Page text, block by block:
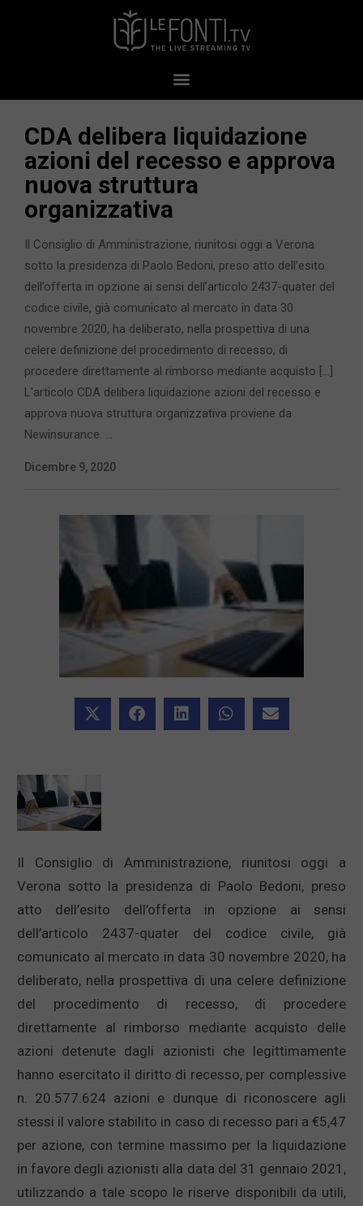
CDA delibera liquidazione
azioni del recesso e approva
nuova struttura
organizzativa
Il Consiglio di Amministrazione, riunitosi oggi a Verona
sotto la presidenza di Paolo Bedoni, preso atto dell’esito
dell’offerta in opzione ai sensi dell’articolo 2437-quater del
codice civile, già comunicato al mercato in data 30
novembre 2020, ha deliberato, nella prospettiva di una
celere definizione del procedimento di recesso, di
procedere direttamente al rimborso mediante acquisto [...]
L'articolo CDA delibera liquidazione azioni del recesso e
approva nuova struttura organizzativa proviene da
Newinsurance. ...
Dicembre 9, 2020
Il Consiglio di Amministrazione, riunitosi oggi a
Verona sotto la presidenza di Paolo Bedoni, preso
atto dell’esito dell’offerta in opzione ai sensi
dell’articolo 2437-quater del codice civile, già
comunicato al mercato in data 30 novembre 2020, ha
deliberato, nella prospettiva di una celere definizione
del procedimento di recesso, di procedere
direttamente al rimborso mediante acquisto delle
azioni detenute dagli azionisti che legittimamente
hanno esercitato il diritto di recesso, per complessive
n. 20.577.624 azioni e dunque di riconoscere agli
stessi il valore stabilito in caso di recesso pari a €5,47
per azione, con termine massimo per la liquidazione
in favore degli azionisti alla data del 31 gennaio 2021,
utilizzando a tale scopo le riserve disponibili da utili,